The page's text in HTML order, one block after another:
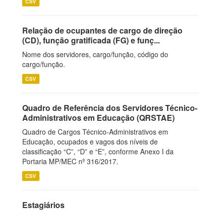
Relação de ocupantes de cargo de direção
(CD), função gratificada (FG) e funç...
Nome dos servidores, cargo/função, código do
cargo/função.
CSV
Quadro de Referência dos Servidores Técnico-
Administrativos em Educação (QRSTAE)
Quadro de Cargos Técnico-Administrativos em
Educação, ocupados e vagos dos níveis de
classificação “C”, “D” e “E”, conforme Anexo I da
Portaria MP/MEC nº 316/2017.
CSV
Estagiários